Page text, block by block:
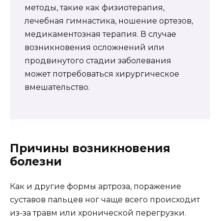
методы, такие как физиотерапия,
лечебная гимнастика, ношение ортезов,
медикаментозная терапия. В случае
возникновения осложнений или
продвинутого стадии заболевания
может потребоваться хирургическое
вмешательство.
Причины возникновения
болезни
Как и другие формы артроза, поражение
суставов пальцев ног чаще всего происходит
из-за травм или хронической перегрузки.